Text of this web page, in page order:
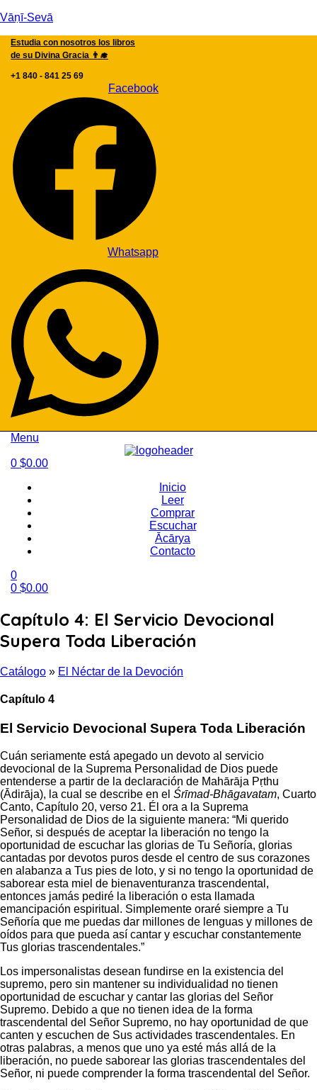
Vāṇī-Sevā
Estudia con nosotros los libros
de su Divina Gracia 👨‍🎓
+1 840 - 841 25 69
Facebook
Whatsapp
Menu
0 $0.00
Inicio
Leer
Comprar
Escuchar
Ācārya
Contacto
0
0 $0.00
Capítulo 4: El Servicio Devocional
Supera Toda Liberación
Catálogo » El Néctar de la Devoción
Capítulo 4
El Servicio Devocional Supera Toda Liberación
Cuán seriamente está apegado un devoto al servicio
devocional de la Suprema Personalidad de Dios puede
entenderse a partir de la declaración de Mahārāja Pṛthu
(Ādirāja), la cual se describe en el Śrīmad-Bhāgavatam, Cuarto
Canto, Capítulo 20, verso 21. Él ora a la Suprema
Personalidad de Dios de la siguiente manera: “Mi querido
Señor, si después de aceptar la liberación no tengo la
oportunidad de escuchar las glorias de Tu Señoría, glorias
cantadas por devotos puros desde el centro de sus corazones
en alabanza a Tus pies de loto, y si no tengo la oportunidad de
saborear esta miel de bienaventuranza trascendental,
entonces jamás pediré la liberación o esta llamada
emancipación espiritual. Simplemente oraré siempre a Tu
Señoría que me puedas dar millones de lenguas y millones de
oídos para que pueda así cantar y escuchar constantemente
Tus glorias trascendentales.”
Los impersonalistas desean fundirse en la existencia del
supremo, pero sin mantener su individualidad no tienen
oportunidad de escuchar y cantar las glorias del Señor
Supremo. Debido a que no tienen idea de la forma
trascendental del Señor Supremo, no hay oportunidad de que
canten y escuchen de Sus actividades trascendentales. En
otras palabras, a menos que uno ya esté más allá de la
liberación, no puede saborear las glorias trascendentales del
Señor, ni puede comprender la forma trascendental del Señor.